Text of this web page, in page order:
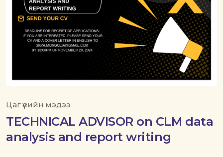
Цаг үеийн мэдээ
TECHNICAL ADVISOR on CLM data
analysis and report writing